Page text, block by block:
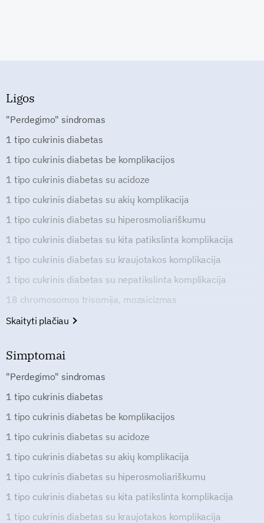
Ligos
"Perdegimo" sindromas
1 tipo cukrinis diabetas
1 tipo cukrinis diabetas be komplikacijos
1 tipo cukrinis diabetas su acidoze
1 tipo cukrinis diabetas su akių komplikacija
1 tipo cukrinis diabetas su hiperosmoliariškumu
1 tipo cukrinis diabetas su kita patikslinta komplikacija
1 tipo cukrinis diabetas su kraujotakos komplikacija
1 tipo cukrinis diabetas su nepatikslinta komplikacija
18 chromosomos trisomija, mozaicizmas
Skaityti plačiau
Simptomai
"Perdegimo" sindromas
1 tipo cukrinis diabetas
1 tipo cukrinis diabetas be komplikacijos
1 tipo cukrinis diabetas su acidoze
1 tipo cukrinis diabetas su akių komplikacija
1 tipo cukrinis diabetas su hiperosmoliariškumu
1 tipo cukrinis diabetas su kita patikslinta komplikacija
1 tipo cukrinis diabetas su kraujotakos komplikacija